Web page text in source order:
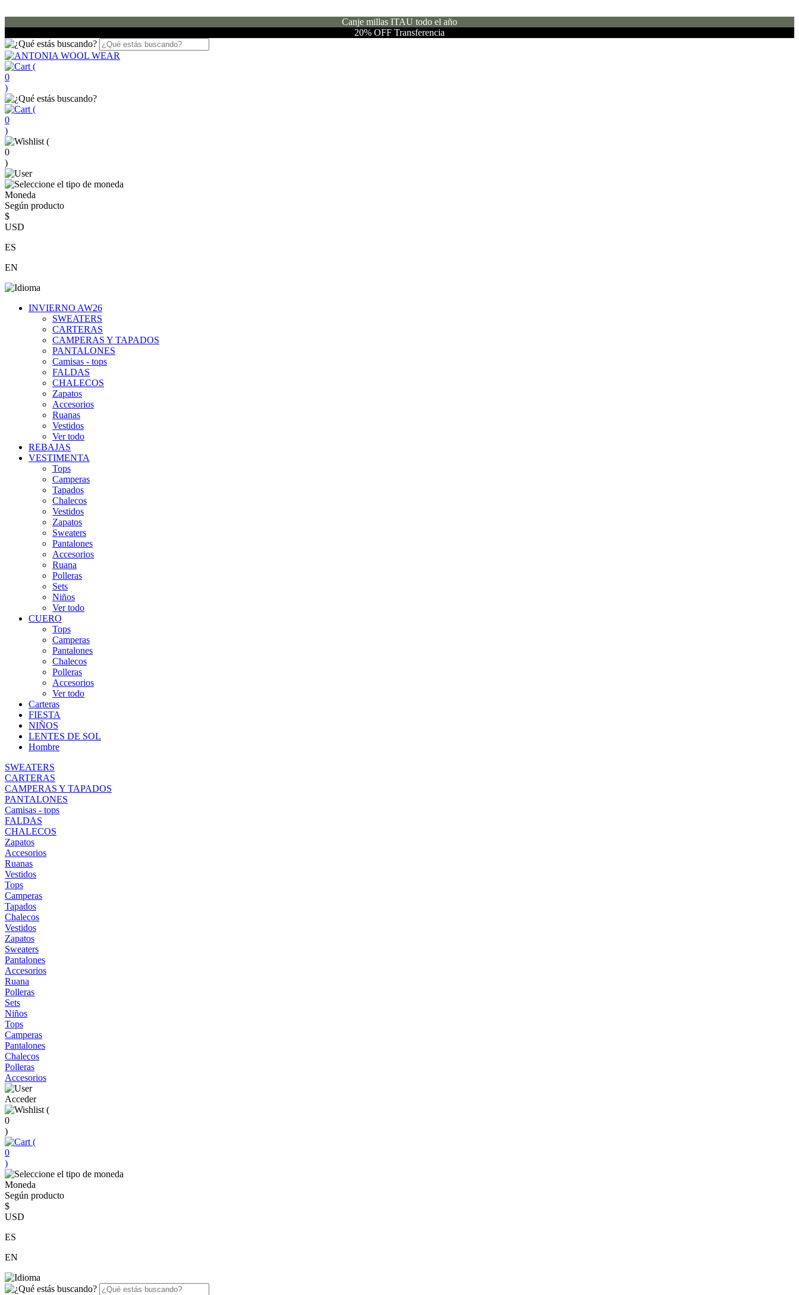
Canje millas ITAU todo el año
20% OFF Transferencia
(
0
)
(
0
)
(
0
)
Moneda
Según producto
$
USD
ES
EN
INVIERNO AW26
SWEATERS
CARTERAS
CAMPERAS Y TAPADOS
PANTALONES
Camisas - tops
FALDAS
CHALECOS
Zapatos
Accesorios
Ruanas
Vestidos
Ver todo
REBAJAS
VESTIMENTA
Tops
Camperas
Tapados
Chalecos
Vestidos
Zapatos
Sweaters
Pantalones
Accesorios
Ruana
Polleras
Sets
Niños
Ver todo
CUERO
Tops
Camperas
Pantalones
Chalecos
Polleras
Accesorios
Ver todo
Carteras
FIESTA
NIÑOS
LENTES DE SOL
Hombre
SWEATERS
CARTERAS
CAMPERAS Y TAPADOS
PANTALONES
Camisas - tops
FALDAS
CHALECOS
Zapatos
Accesorios
Ruanas
Vestidos
Tops
Camperas
Tapados
Chalecos
Vestidos
Zapatos
Sweaters
Pantalones
Accesorios
Ruana
Polleras
Sets
Niños
Tops
Camperas
Pantalones
Chalecos
Polleras
Accesorios
Acceder
(
0
)
(
0
)
Moneda
Según producto
$
USD
ES
EN